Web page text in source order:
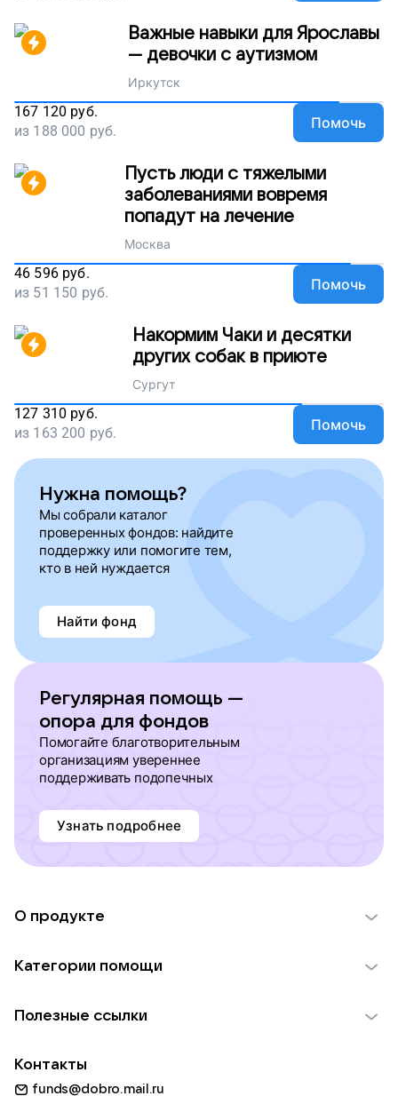
Важные навыки для Ярославы
— девочки с аутизмом
Иркутск
167 120 руб.
из 188 000 руб. Помочь
Пусть люди с тяжелыми
заболеваниями вовремя
попадут на лечение
Москва
46 596 руб.
из 51 150 руб. Помочь
Накормим Чаки и десятки
других собак в приюте
Сургут
127 310 руб.
из 163 200 руб. Помочь
Нужна помощь?
Мы собрали каталог
проверенных фондов: найдите
поддержку или помогите тем,
кто в ней нуждается
Найти фонд
Регулярная помощь —
опора для фондов
Помогайте благотворительным
организациям увереннее
поддерживать подопечных
Узнать подробнее
О продукте
Использование материалов
Для НКО
Категории помощи
Пожилым
Животным
Полезные ссылки
Контакты
funds@dobro.mail.ru